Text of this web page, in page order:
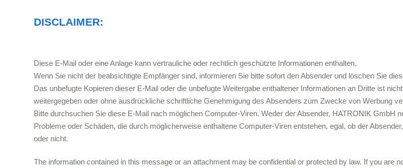
DISCLAIMER:
Diese E-Mail oder eine Anlage kann vertrauliche oder rechtlich geschützte Informationen enthalten.
Wenn Sie nicht der beabsichtigte Empfänger sind, informieren Sie bitte sofort den Absender und löschen Sie
Das unbefugte Kopieren dieser E-Mail oder die unbefugte Weitergabe enthaltener Informationen an Dritte ist
weitergegeben oder ohne ausdrückliche schriftliche Genehmigung des Absenders zum Zwecke von Werbung
Bitte durchsuchen Sie diese E-Mail nach möglichen Computer-Viren. Weder der Absender, HATRONIK GmbH
Probleme oder Schäden, die durch möglicherweise enthaltene Computer-Viren entstehen, egal, ob der
oder nicht.
The information contained in this message or an attachment may be confidential or protected by law. If you are